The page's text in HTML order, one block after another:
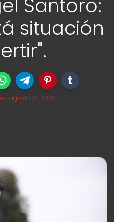
Santoro:
situación
agosto 21, 2023